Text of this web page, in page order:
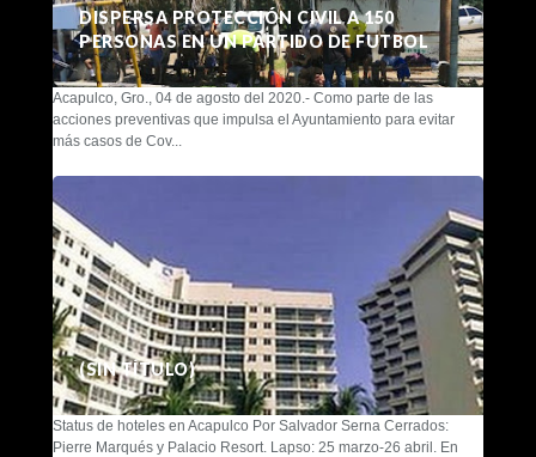
DISPERSA PROTECCIÓN CIVIL A 150
PERSONAS EN UN PARTIDO DE FUTBOL
Acapulco, Gro., 04 de agosto del 2020.- Como parte de las
acciones preventivas que impulsa el Ayuntamiento para evitar
más casos de Cov...
(SIN TÍTULO)
Status de hoteles en Acapulco Por Salvador Serna Cerrados:
Pierre Marqués y Palacio Resort. Lapso: 25 marzo-26 abril. En